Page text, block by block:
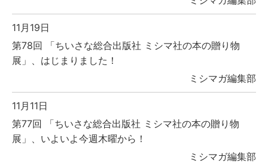
11月19日
第78回 「ちいさな総合出版社 ミシマ社の本の贈り物
展」、はじまりました！
ミシマガ編集部
11月11日
第77回 「ちいさな総合出版社 ミシマ社の本の贈り物
展」、いよいよ今週木曜から！
ミシマガ編集部